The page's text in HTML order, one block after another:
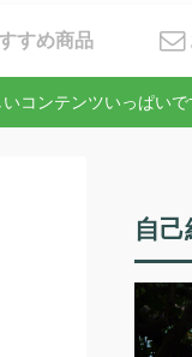
すめ商品
コンテンツいっぱい
自